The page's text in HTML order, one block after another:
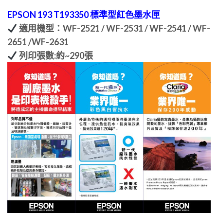
EPSON 193 T193350 標準型紅色墨水匣
適用機型：WF-2521 / WF-2531 / WF-2541 / WF-
2651 /WF-2631
列印張數:約~290張